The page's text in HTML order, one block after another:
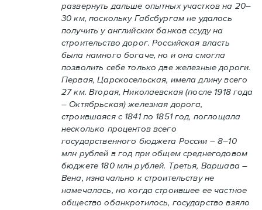
развернуть дальше опытных участков на 20–
30 км, поскольку Габсбургам не удалось
получить у английских банков ссуду на
строительство дорог. Российская власть
была намного богаче, но и она смогла
позволить себе только две железные дороги.
Первая, Царскосельская, имела длину всего
27 км. Вторая, Николаевская (после 1918 года
– Октябрьская) железная дорога,
строившаяся с 1841 по 1851 год, поглощала
несколько процентов всего
государственного бюджета России – 8–10
млн рублей в год при общем среднегодовом
бюджете 180 млн рублей. Третья, Варшава –
Вена, изначально к строительству не
намечалась, но когда строившее ее частное
общество обанкротилось, государство взяло